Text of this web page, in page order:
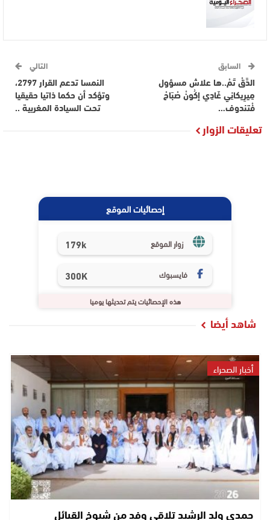
السابق
الدَّقْ تَمْ..ها علاش مسؤول
مِيرِيكانِي غَادِي إكُونْ صْبَاحْ
فْتندوف…
التالي
النمسا تدعم القرار 2797،
وتؤكد أن حكما ذاتيا حقيقيا
تحت السيادة المغربية ..
تعليقات الزوار
إحصائيات الموقع
زوار الموقع 179k
فايسبوك 300K
هذه الإحصائيات يتم تحديثها يوميا
شاهد أيضا
أخبار الصحراء
حمدي ولد الرشيد تلاقى وفد من شيوخ القبائل